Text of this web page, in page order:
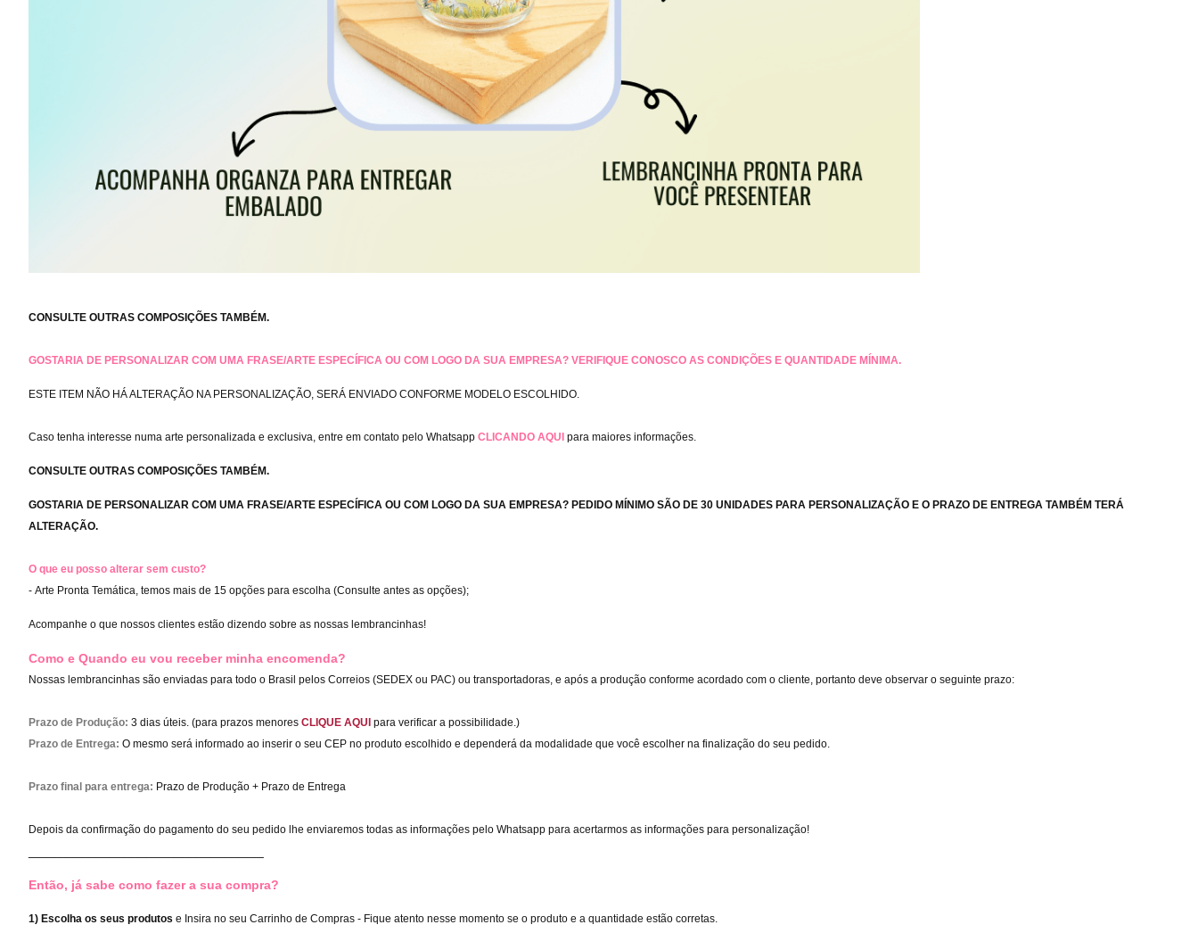
CONSULTE OUTRAS COMPOSIÇÕES TAMBÉM.
GOSTARIA DE PERSONALIZAR COM UMA FRASE/ARTE ESPECÍFICA OU COM LOGO DA SUA EMPRESA? VERIFIQUE CONOSCO AS CONDIÇÕES E QUANTIDADE MÍNIMA.
ESTE ITEM NÃO HÁ ALTERAÇÃO NA PERSONALIZAÇÃO, SERÁ ENVIADO CONFORME MODELO ESCOLHIDO.
Caso tenha interesse numa arte personalizada e exclusiva, entre em contato pelo Whatsapp CLICANDO AQUI para maiores informações.
CONSULTE OUTRAS COMPOSIÇÕES TAMBÉM.
GOSTARIA DE PERSONALIZAR COM UMA FRASE/ARTE ESPECÍFICA OU COM LOGO DA SUA EMPRESA? PEDIDO MÍNIMO SÃO DE 30 UNIDADES PARA PERSONALIZAÇÃO E O PRAZO DE ENTREGA TAMBÉM TERÁ
ALTERAÇÃO.
O que eu posso alterar sem custo?
- Arte Pronta Temática, temos mais de 15 opções para escolha (Consulte antes as opções);
Acompanhe o que nossos clientes estão dizendo sobre as nossas lembrancinhas!
Como e Quando eu vou receber minha encomenda?
Nossas lembrancinhas são enviadas para todo o Brasil pelos Correios (SEDEX ou PAC) ou transportadoras, e após a produção conforme acordado com o cliente, portanto deve observar o seguinte prazo:
Prazo de Produção: 3 dias úteis. (para prazos menores CLIQUE AQUI para verificar a possibilidade.)
Prazo de Entrega: O mesmo será informado ao inserir o seu CEP no produto escolhido e dependerá da modalidade que você escolher na finalização do seu pedido.
Prazo final para entrega: Prazo de Produção + Prazo de Entrega
Depois da confirmação do pagamento do seu pedido lhe enviaremos todas as informações pelo Whatsapp para acertarmos as informações para personalização!
Então, já sabe como fazer a sua compra?
1) Escolha os seus produtos e Insira no seu Carrinho de Compras - Fique atento nesse momento se o produto e a quantidade estão corretas.